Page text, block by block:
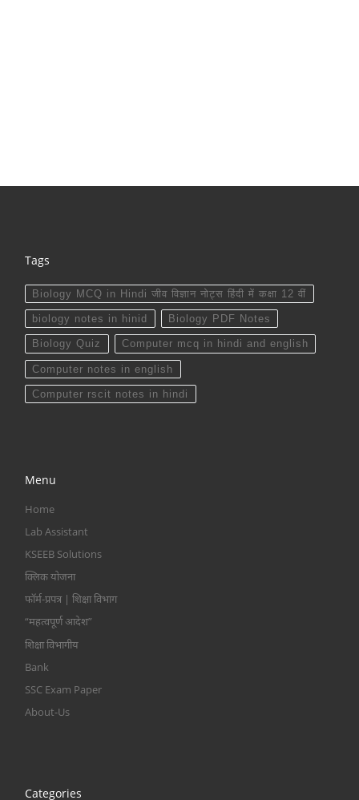
Tags
Biology MCQ in Hindi जीव विज्ञान नोट्स हिंदी में कक्षा 12 वीं
biology notes in hinid Biology PDF Notes
Biology Quiz Computer mcq in hindi and english
Computer notes in english
Computer rscit notes in hindi
Menu
Home
Lab Assistant
KSEEB Solutions
क्लिक योजना
फॉर्म-प्रपत्र | शिक्षा विभाग
“महत्वपूर्ण आदेश”
शिक्षा विभागीय
Bank
SSC Exam Paper
About-Us
Categories